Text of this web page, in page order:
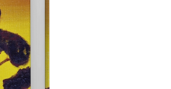
/ DETTAGLI